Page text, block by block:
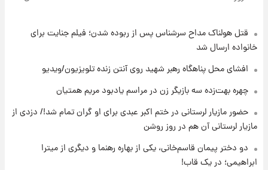
۱۸ ساعت پیش
۱۸ ساعت پیش
پی رفتن رامین رضاییان+ عکس
۱۸ ساعت پیش
قتل هولناک مداح سرشناس پس از ربوده شدن؛ فیلم جنایت برای
خانواده ارسال شد
افشای محل پناهگاه‌ رهبر شهید روی آنتن زنده تلویزیون/ویدیو
چهره بهت‌زده سه بازیگر زن در مراسم یادبود مریم همتیان
حضور مازیار لرستانی در ختم اکبر عبدی برای او گران تمام شد!/ دزدی از
مازیار لرستانی آن هم در روز روشن
دو دختر پیمان قاسم‌خانی، یکی از بهاره رهنما و دیگری از میترا
ابراهیمی؛ در یک قاب!